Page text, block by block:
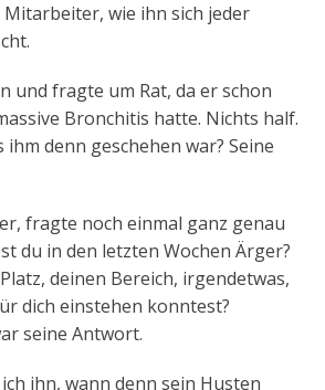
wie ihn sich jeder
und fragte um Rat, da er schon
Bronchitis hatte. Nichts half.
denn geschehen war? Seine
fragte noch einmal ganz genau
du in den letzten Wochen Ärger?
deinen Bereich, irgendetwas,
dich einstehen konntest?
seine Antwort.
ihn, wann denn sein Husten